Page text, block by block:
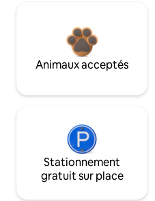
Animaux acceptés
Stationnement
gratuit sur place